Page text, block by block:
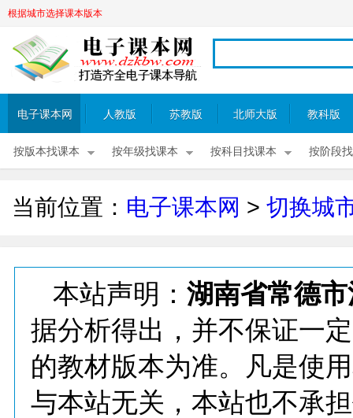
根据城市选择课本版本
电子课本网 人教版 苏教版 北师大版 教科版
按版本找课本 按年级找课本 按科目找课本 按阶段
当前位置： 电子课本网 > 切换城
本站声明： 湖南省常德
据分析得出，并不保证一
的教材版本为准。凡是使
与本站无关，本站也不承